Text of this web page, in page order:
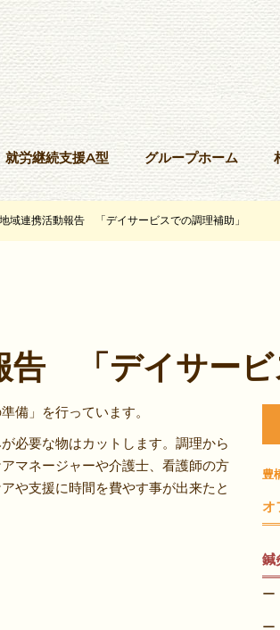
就労継続支援A型 グループホーム
域連携活動報告 「デイサービスでの調理補助」
「デイサービ
備」を行っています。
必要な物はカットします。調理から
マネージャーや介護士、看護師の方
や支援に時間を費やす事が出来たと
豊
オ
鍼